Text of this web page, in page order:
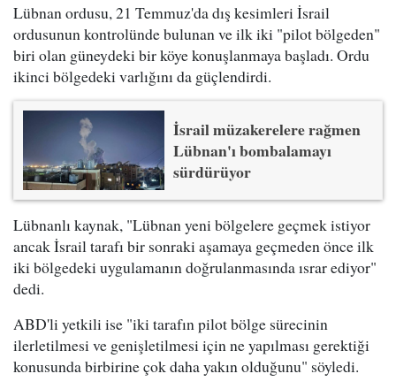
Lübnan ordusu, 21 Temmuz'da dış kesimleri İsrail
ordusunun kontrolünde bulunan ve ilk iki "pilot bölgeden"
biri olan güneydeki bir köye konuşlanmaya başladı. Ordu
ikinci bölgedeki varlığını da güçlendirdi.
İsrail müzakerelere rağmen
Lübnan'ı bombalamayı
sürdürüyor
Lübnanlı kaynak, "Lübnan yeni bölgelere geçmek istiyor
ancak İsrail tarafı bir sonraki aşamaya geçmeden önce ilk
iki bölgedeki uygulamanın doğrulanmasında ısrar ediyor"
dedi.
ABD'li yetkili ise "iki tarafın pilot bölge sürecinin
ilerletilmesi ve genişletilmesi için ne yapılması gerektiği
konusunda birbirine çok daha yakın olduğunu" söyledi.